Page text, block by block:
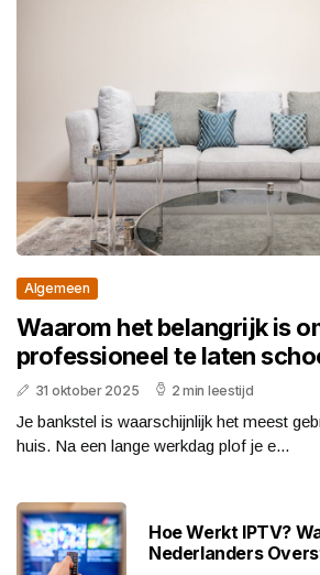
Algemeen
Waarom het belangrijk is
professioneel te laten
31 oktober 2025 2 min leestijd
Je bankstel is waarschijnlijk het meest
huis. Na een lange werkdag plof je e...
Hoe Werkt IPTV?
Nederlanders